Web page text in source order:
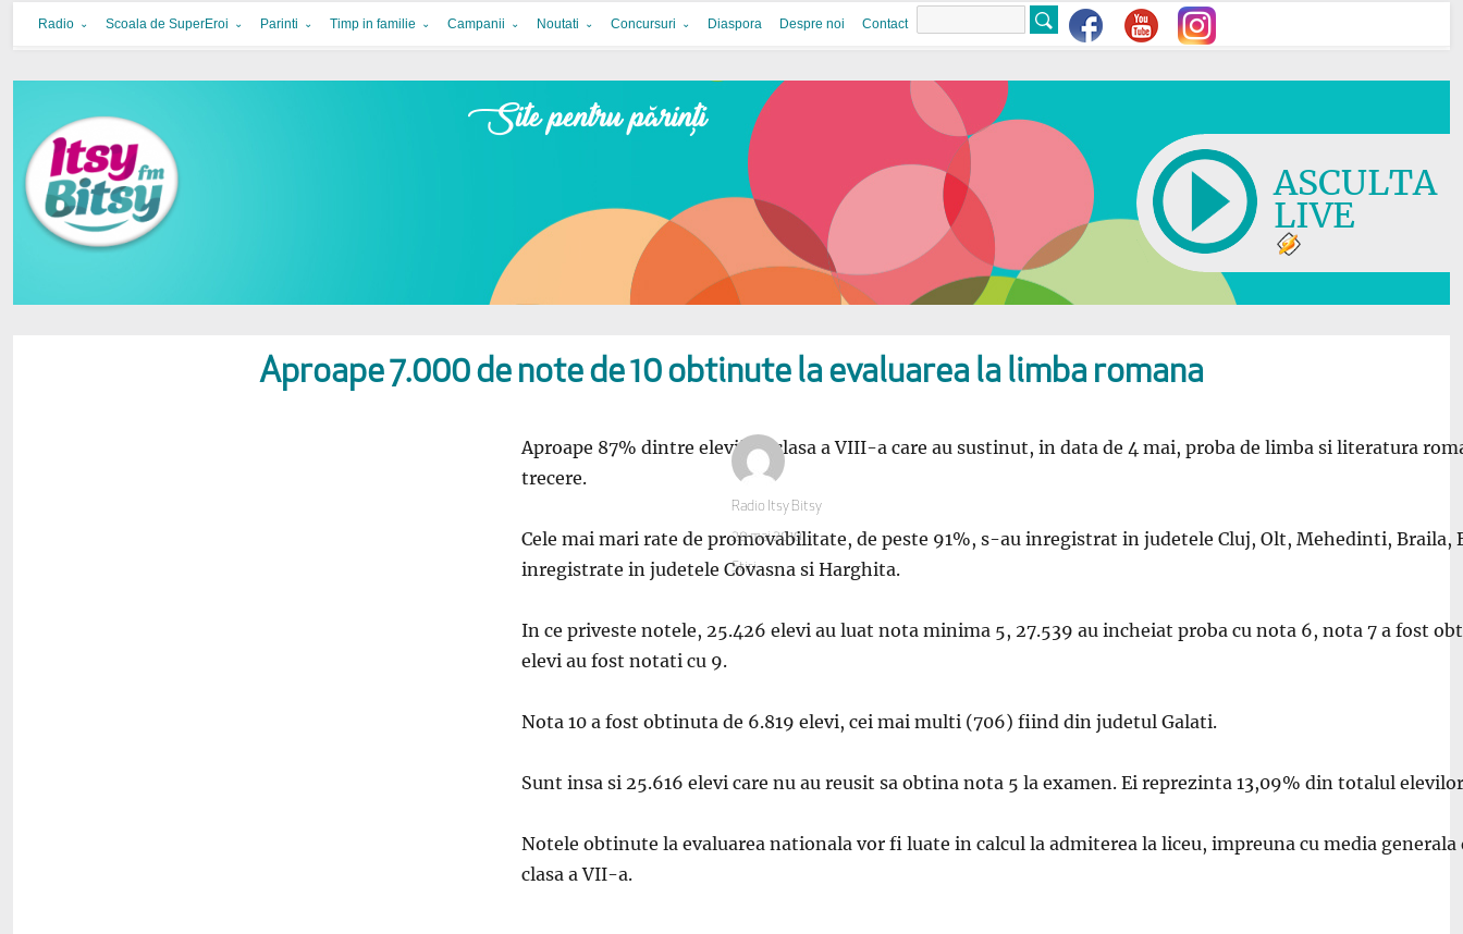
Itsy Bitsy
bucurie in familie
Radio Scoala de SuperEroi Parinti Timp in familie Campanii Noutati Concursuri Diaspora Despre noi Contact
ASCULTA
LIVE
Aproape 7.000 de note de 10 obtinute la evaluarea la limba romana
Aproape 87% dintre elevii de clasa a VIII-a care au sustinut, in data de 4 mai, proba de limba si literatura
trecere.
Cele mai mari rate de promovabilitate, de peste 91%, s-au inregistrat in judetele Cluj, Olt, Mehedinti, Braila,
inregistrate in judetele Covasna si Harghita.
In ce priveste notele, 25.426 elevi au luat nota minima 5, 27.539 au incheiat proba cu nota 6, nota 7 a fost
elevi au fost notati cu 9.
Nota 10 a fost obtinuta de 6.819 elevi, cei mai multi (706) fiind din judetul Galati.
Sunt insa si 25.616 elevi care nu au reusit sa obtina nota 5 la examen. Ei reprezinta 13,09% din totalul
Notele obtinute la evaluarea nationala vor fi luate in calcul la admiterea la liceu, impreuna cu media
clasa a VII-a.
Autor
Radio Itsy Bitsy
Publicat
pe
20 mai 2010
Categorii
Stiri